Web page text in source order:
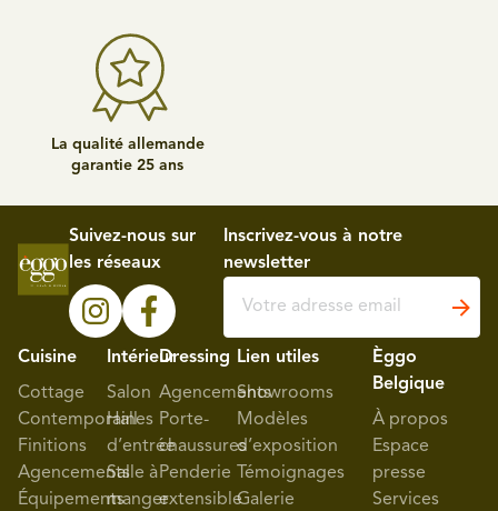
La qualité allemande
garantie 25 ans
Suivez-nous sur
les réseaux
Inscrivez-vous à notre
newsletter
Cuisine
Cottage
Contemporaines
Finitions
Agencements
Équipements
Intérieur
Salon
Hall
d’entrée
Salle à
manger
Dressing
Agencements
Porte-
chaussures
Penderie
extensible
Lien utiles
Showrooms
Modèles
d’exposition
Témoignages
Galerie
Èggo
Belgique
À propos
Espace
presse
Services